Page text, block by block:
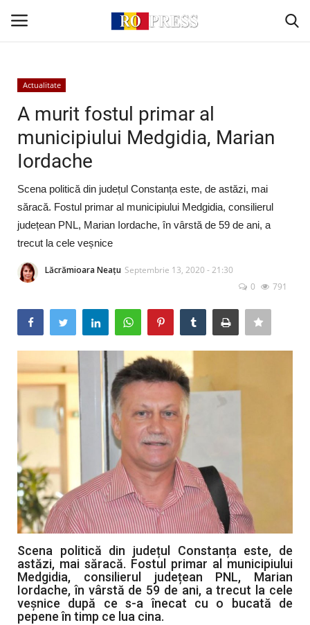
Conectare
Acasă
Intern
Extern
Politică
Socio-Economic
Artă & Cultură
Sănătate
Turism
Actualitate
A murit fostul primar al
municipiului Medgidia, Marian
Iordache
Scena politică din județul Constanța este, de astăzi, mai
săracă. Fostul primar al municipiului Medgidia, consilierul
județean PNL, Marian Iordache, în vârstă de 59 de ani, a
trecut la cele veșnice
Lăcrămioara Neațu Septembrie 13, 2020 - 21:30
0
791
Scena politică din județul Constanța este, de
astăzi, mai săracă. Fostul primar al municipiului
Medgidia, consilierul județean PNL, Marian
Iordache, în vârstă de 59 de ani, a trecut la cele
veșnice după ce s-a înecat cu o bucată de
pepene în timp ce lua cina.